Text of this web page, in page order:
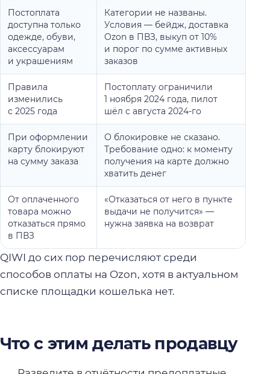
Постоплата
доступна только
одежде, обуви,
аксессуарам
и украшениям
Категории не названы.
Условия — бейдж, доставка
Ozon в ПВЗ, выкуп от 10%
и порог по сумме активных
заказов
Правила
изменились
с 2025 года
Постоплату ограничили
1 ноября 2024 года, пилот
шёл с августа 2024-го
При оформлении
карту блокируют
на сумму заказа
О блокировке не сказано.
Требование одно: к моменту
получения на карте должно
хватить денег
От оплаченного
товара можно
отказаться прямо
в ПВЗ
«Отказаться от него в пункте
выдачи не получится» —
нужна заявка на возврат
QIWI до сих пор перечисляют среди
способов оплаты на Ozon, хотя в актуальном
списке площадки кошелька нет.
Что с этим делать продавцу